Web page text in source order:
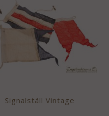
Signalställ Vintage